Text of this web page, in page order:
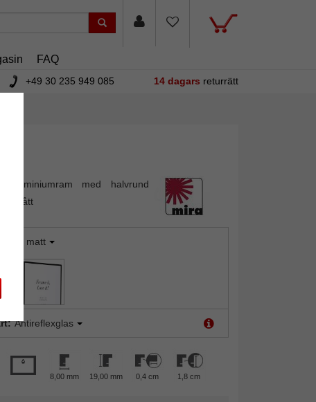
FAQ
+49 30 235 949 085 14 dagars returrätt
aluminiumram med halvrund
mått
silver matt
Antireflexglas
8,00 mm 19,00 mm 0,4 cm 1,8 cm